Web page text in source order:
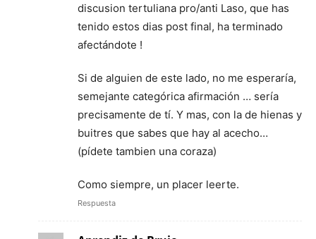
discusion tertuliana pro/anti Laso, que has
tenido estos dias post final, ha terminado
afectándote !
Si de alguien de este lado, no me esperaría,
semejante categórica afirmación … sería
precisamente de tí. Y mas, con la de hienas y
buitres que sabes que hay al acecho…
(pídete tambien una coraza)
Como siempre, un placer leerte.
Respuesta